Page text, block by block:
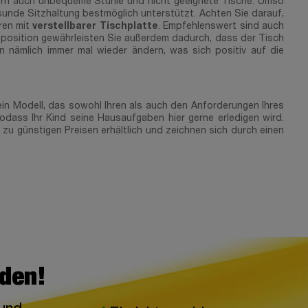
Sitzhaltung bestmöglich unterstützt. Achten Sie darauf,
mitverstellbarer Tischplatte. Empfehlenswert sind auch
gewährleisten Sie außerdem dadurch, dass der Tisch
nämlich immer mal wieder ändern, was sich positiv auf die
Modell, das sowohl Ihren als auch den Anforderungen Ihres
Ihr Kind seine Hausaufgaben hier gerne erledigen wird.
günstigen Preisen erhältlich und zeichnen sich durch einen